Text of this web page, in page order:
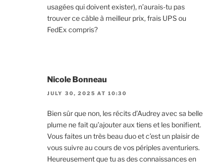
usagées qui doivent exister), n’aurais-tu pas
trouver ce câble à meilleur prix, frais UPS ou
FedEx compris?
Nicole Bonneau
JULY 30, 2025 AT 10:30
Bien sûr que non, les récits d’Audrey avec sa belle
plume ne fait qu’ajouter aux tiens et les bonifient.
Vous faites un très beau duo et c’est un plaisir de
vous suivre au cours de vos périples aventuriers.
Heureusement que tu as des connaissances en